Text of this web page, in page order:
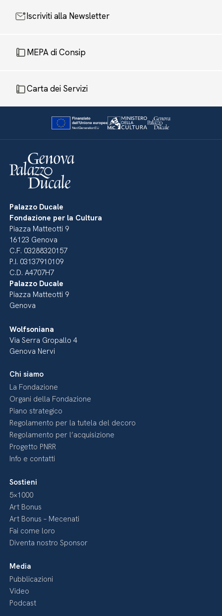
Iscriviti alla Newsletter
MEPA di Consip
Carta dei Servizi
Palazzo Ducale
Fondazione per la Cultura
Piazza Matteotti 9
16123 Genova
C.F. 03288320157
P.I. 03137910109
C.D. A4707H7
Palazzo Ducale
Piazza Matteotti 9
Genova
Wolfsoniana
Via Serra Gropallo 4
Genova Nervi
Chi siamo
La Fondazione
Organi della Fondazione
Piano strategico
Regolamento per la tutela del decoro
Regolamento per l’acquisizione
Progetto PNRR
Info e contatti
Sostieni
5×1000
Art Bonus
Art Bonus – Mecenati
Fai come loro
Diventa nostro Sponsor
Media
Pubblicazioni
Video
Podcast